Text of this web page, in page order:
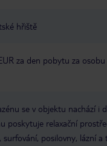
hřiště
za den pobytu za
se v objektu nachází i
poskytuje relaxační
posilovny, lázní